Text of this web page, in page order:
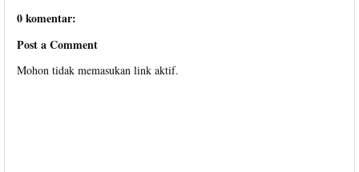
0 komentar:
Post a Comment
Mohon tidak memasukan link aktif.